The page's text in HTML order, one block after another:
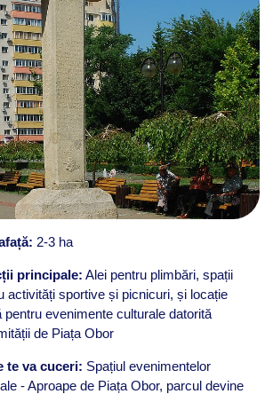
2-3 ha
principale: Alei pentru plimbări, spații
activități sportive și picnicuri, și locație
pentru evenimente culturale datorită
de Piața Obor​
te va cuceri: Spațiul evenimentelor
- Aproape de Piața Obor, parcul devine